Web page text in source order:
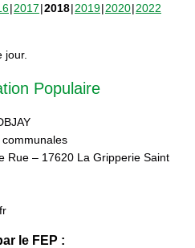
2017 2018 2019 2020 2022
jour.
Populaire
Rue – 17620 La Gripperie Saint
le FEP :